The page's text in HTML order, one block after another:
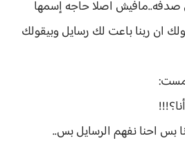
صدفه..مافيش اصلا حاجه إسمها
ان ربنا باعت لك رسايل وبيقولك
بس احنا نفهم الرسايل بس..